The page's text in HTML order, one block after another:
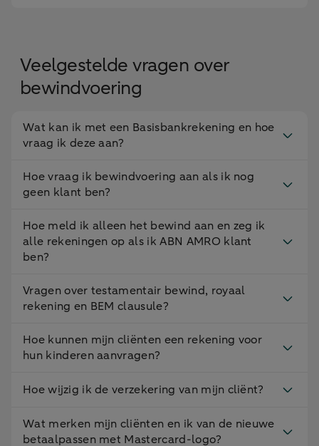
Paslimieten
aanpassen
Pincode opnieuw
aanvragen
Nee
Nieuwe pas
aanvragen
Nee
Pas laten
vervallen
Nee
Rekening(en) van
iDIN
Tikkie Ja Nee
iDEAL
Apple en Google
Pay
Ja
Veelgestelde vragen over
bewindvoering
Wat kan ik met een Basisbankrekening en hoe
vraag ik deze aan?
Hoe vraag ik bewindvoering aan als ik nog
geen klant ben?
Hoe meld ik alleen het bewind aan en zeg ik
alle rekeningen op als ik ABN AMRO klant
ben?
Vragen over testamentair bewind, royaal
rekening en BEM clausule?
Hoe kunnen mijn cliënten een rekening voor
hun kinderen aanvragen?
Hoe wijzig ik de verzekering van mijn cliënt?
Wat merken mijn cliënten en ik van de nieuwe
betaalpassen met Mastercard-logo?